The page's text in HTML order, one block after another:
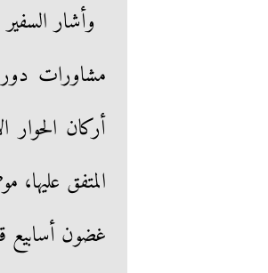
وأشار
مشاورات
أركان الحوار
غضون أسابيع